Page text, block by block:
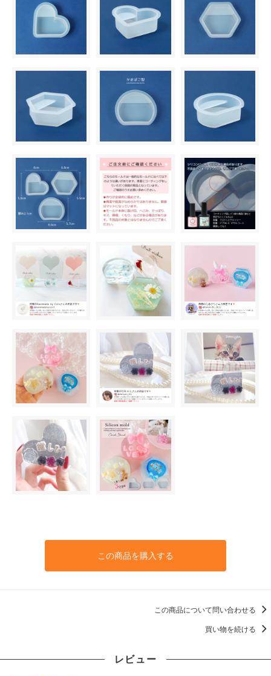
この商品を購入する
この商品について問い合わせる
買い物を続ける
レビュー